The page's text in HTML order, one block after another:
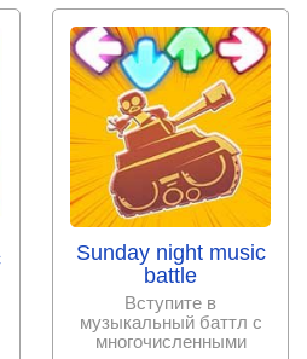
Sunday night music
battle
Вступите в
музыкальный баттл с
многочисленными